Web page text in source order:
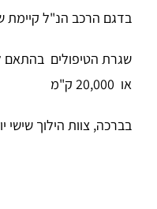
בדגם הרכב הנ"ל קיימת
שגרת הטיפולים בהתאם
או 20,000 ק"מ
בברכה, צוות הילוך שישי